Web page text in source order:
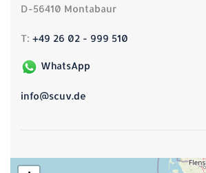
D-56410 Montabaur
T: +49 26 02 - 999 510
WhatsApp
info@scuv.de